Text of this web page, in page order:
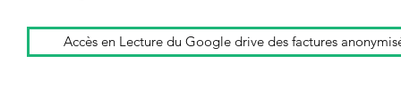
Accès en Lecture du Google drive des factures